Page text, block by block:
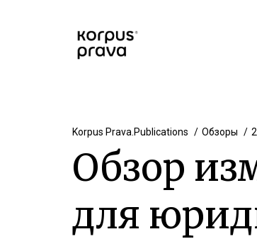
Korpus Prava.Publications Обзоры
Обзор
для